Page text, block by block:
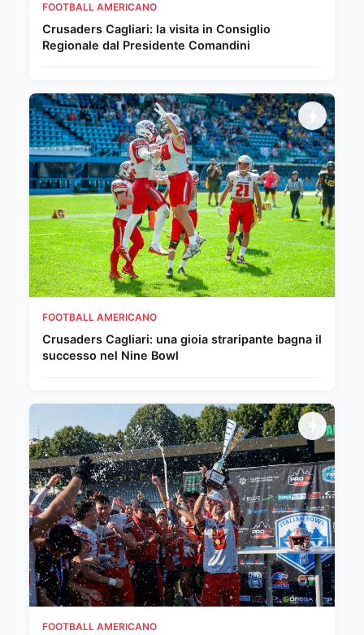
FOOTBALL AMERICANO
Crusaders Cagliari: la visita in Consiglio
Regionale dal Presidente Comandini
FOOTBALL AMERICANO
Crusaders Cagliari: una gioia straripante bagna il
successo nel Nine Bowl
FOOTBALL AMERICANO